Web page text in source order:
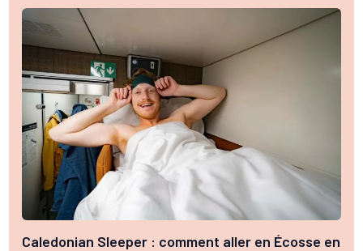
Caledonian Sleeper : comment aller en Écosse en